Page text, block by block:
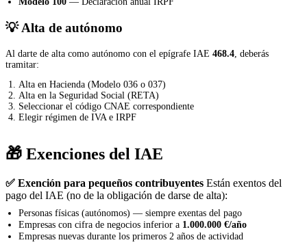
💡 Alta de autónomo
Al darte de alta como autónomo con el epígrafe IAE 468.4 , deberás
tramitar:
Alta en Hacienda (Modelo 036 o 037)
Alta en la Seguridad Social (RETA)
Seleccionar el código CNAE correspondiente
Elegir régimen de IVA e IRPF
🎁 Exenciones del IAE
✅ Exención para pequeños contribuyentes Están exentos del
pago del IAE (no de la obligación de darse de alta):
Personas físicas (autónomos) — siempre exentas del pago
Empresas con cifra de negocios inferior a 1.000.000 €/año
Empresas nuevas durante los primeros 2 años de actividad